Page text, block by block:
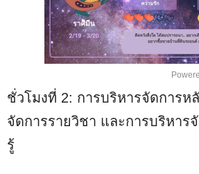
ชั่วโมงที่ 2: การบริหารจัดการห
จัดการรายวิชา และการบริหาร
รู้